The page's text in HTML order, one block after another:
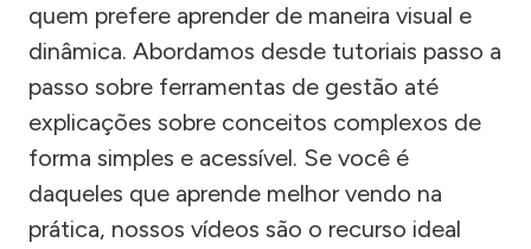
quem prefere aprender de maneira visual e
dinâmica. Abordamos desde tutoriais passo a
passo sobre ferramentas de gestão até
explicações sobre conceitos complexos de
forma simples e acessível. Se você é
daqueles que aprende melhor vendo na
prática, nossos vídeos são o recurso ideal